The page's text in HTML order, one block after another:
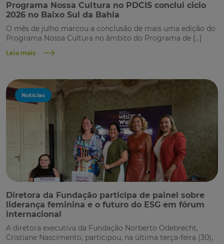
Programa Nossa Cultura no PDCIS conclui ciclo
2026 no Baixo Sul da Bahia
O mês de julho marcou a conclusão de mais uma edição do
Programa Nossa Cultura no âmbito do Programa de […]
Leia mais
Notícias
Diretora da Fundação participa de painel sobre
liderança feminina e o futuro do ESG em fórum
internacional
A diretora executiva da Fundação Norberto Odebrecht,
Cristiane Nascimento, participou, na última terça-feira (30),